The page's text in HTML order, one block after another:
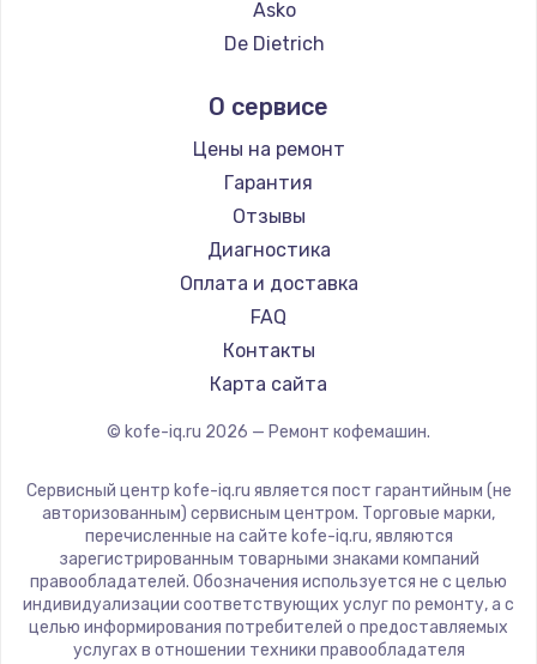
Ремонт кофемашин Hisense
Ремонт кофемашин DELTA
Ремонт кофемашин Kyvol
Ремонт кофемашин RED solution
Ремонт кофемашин Bravilor Bonamat
Ремонт кофемашин Vard
Ремонт кофемашин Tuvio
Ремонт кофемашин Carrera
Ремонт кофемашин Supra
Asko
De Dietrich
Ascaso
Jura
Olympia
Saeco
La Cimbali
WMF
Yamaguchi
Nivona
Astoria
ROCKET MOZZAFIATO
Vivitek
Thomson
Hisense
DELTA
О сервисе
Цены на ремонт
Гарантия
Отзывы
Диагностика
Оплата и доставка
FAQ
Контакты
Карта сайта
© kofe-iq.ru 2026 — Ремонт кофемашин.
Сервисный центр kofe-iq.ru является пост гарантийным (не
авторизованным) сервисным центром. Торговые марки,
перечисленные на сайте kofe-iq.ru, являются
зарегистрированным товарными знаками компаний
правообладателей. Обозначения используется не с целью
индивидуализации соответствующих услуг по ремонту, а с
целью информирования потребителей о предоставляемых
услугах в отношении техники правообладателя